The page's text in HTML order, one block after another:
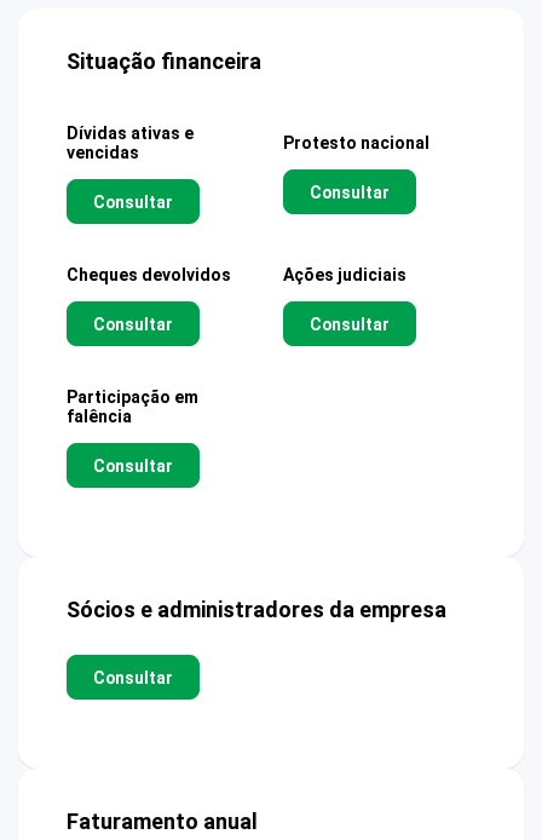
Situação financeira
Dívidas ativas e
vencidas
Consultar
Protesto nacional
Consultar
Cheques devolvidos
Consultar
Ações judiciais
Consultar
Participação em
falência
Consultar
Sócios e administradores da empresa
Consultar
Faturamento anual